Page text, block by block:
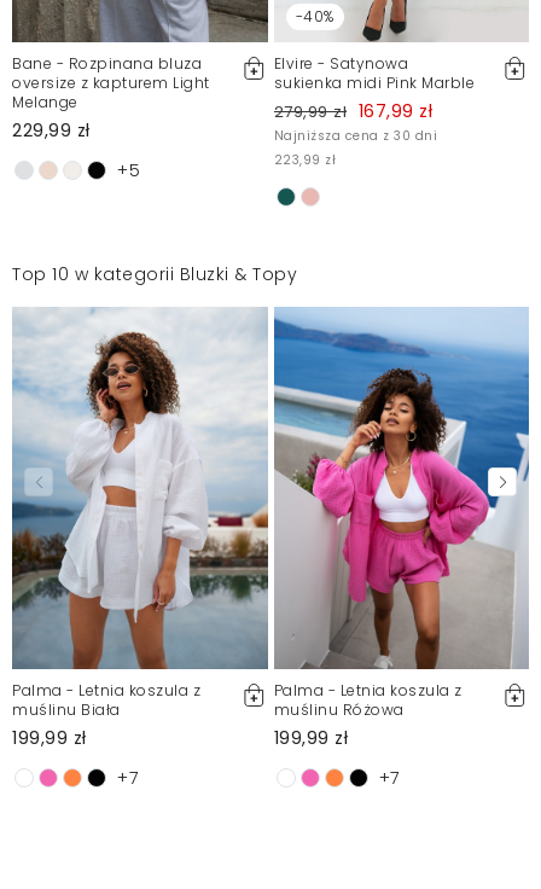
Bane - Rozpinana bluza
oversize z kapturem Light
Melange
229,99 zł
+5
-40%
Elvire - Satynowa
sukienka midi Pink Marble
279,99 zł 167,99 zł
Najniższa cena z 30 dni
223,99 zł
Top 10 w kategorii Bluzki & Topy
Palma - Letnia koszula z
muślinu Biała
199,99 zł
+7
Palma - Letnia koszula z
muślinu Różowa
199,99 zł
+7